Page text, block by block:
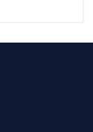
сплачених